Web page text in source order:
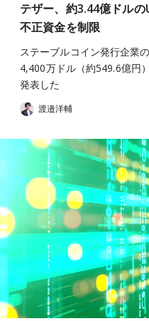
テザー、約3.44億ドル
不正資金を制限
ステーブルコイン発行企業
4,400万ドル（約549.6億円
発表した
渡邉洋輔